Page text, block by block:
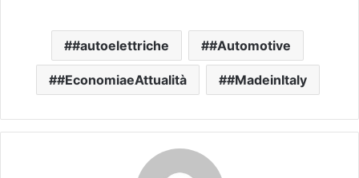
#autoelettriche #Automotive
#EconomiaeAttualità #MadeinItaly